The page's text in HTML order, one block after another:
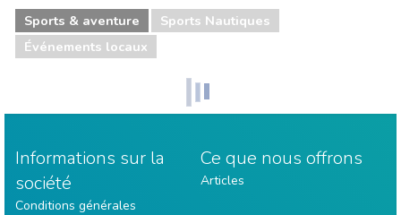
Sports & aventure
Sports Nautiques
Événements locaux
Informations sur la
société
Conditions générales
Ce que nous offrons
Articles